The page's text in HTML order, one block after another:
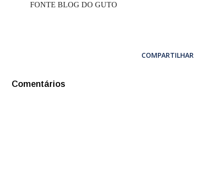
FONTE BLOG DO GUTO
COMPARTILHAR
Comentários